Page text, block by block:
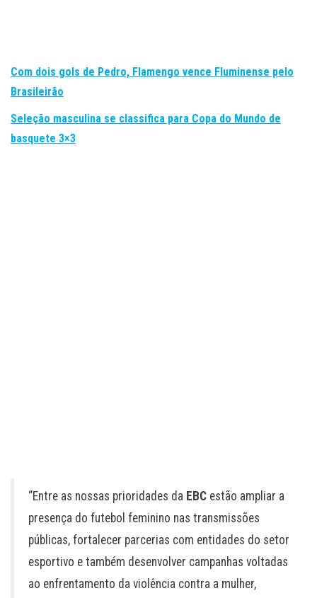
Com dois gols de Pedro, Flamengo vence Fluminense pelo
Brasileirão
Seleção masculina se classifica para Copa do Mundo de
basquete 3×3
“Entre as nossas prioridades da EBC estão ampliar a
presença do futebol feminino nas transmissões
públicas, fortalecer parcerias com entidades do setor
esportivo e também desenvolver campanhas voltadas
ao enfrentamento da violência contra a mulher,